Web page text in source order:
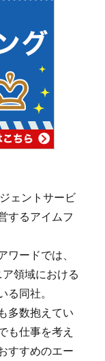
ェントサービ
するアイムフ
ードでは、
領域における
同社。
多数抱えてい
も仕事を考え
すすめのエー